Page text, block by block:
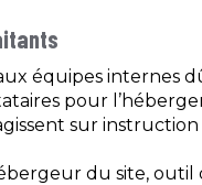
équipes internes
pour
sur
du site, outil